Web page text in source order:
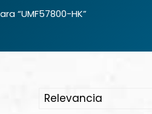
“UMF57800-HK”